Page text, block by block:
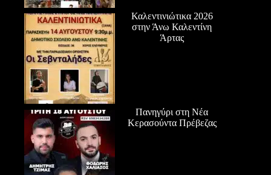
Καλεντινιώτικα 2026
στην Άνω Καλεντίνη
Άρτας
Πανηγύρι στη Νέα
Κερασούντα Πρέβεζας